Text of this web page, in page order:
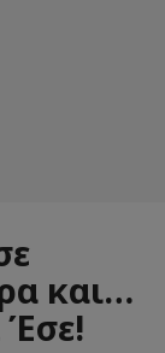
και…
Έσε!